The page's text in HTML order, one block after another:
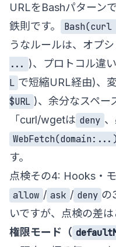
URLをBashパターン
鉄則です。
うなルールは、オプ
... )、プロトコル違
L で短縮URL経由)、
$URL )、余分なスペー
「curl/wgetは deny
す。
点検その4: Hooks・
allow / ask / deny の
いですが、点検の差は
権限モード（